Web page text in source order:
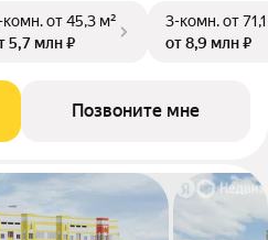
комн.от 45,3 м²
5,7 млн ₽
3-комн.от
от 8,9 млн ₽
Позвоните мне